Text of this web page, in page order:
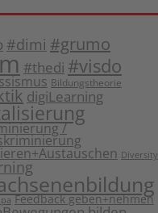
#dimi #grumo
#thedi #visdo
Bildungstheorie
digiLearning
/
Diversity
Feedback geben+nehmen